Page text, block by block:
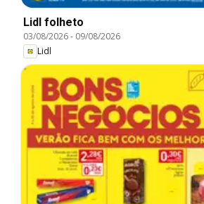
Lidl folheto
03/08/2026- 09/08/2026
Lidl